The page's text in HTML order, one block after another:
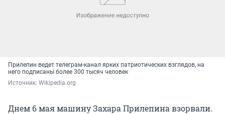
Прилепин ведет телеграм-канал ярких патриотических взглядов, на
него подписаны более 300 тысяч человек
Источник: Wikipedia.org
Днем 6 мая машину Захара Прилепина взорвали.